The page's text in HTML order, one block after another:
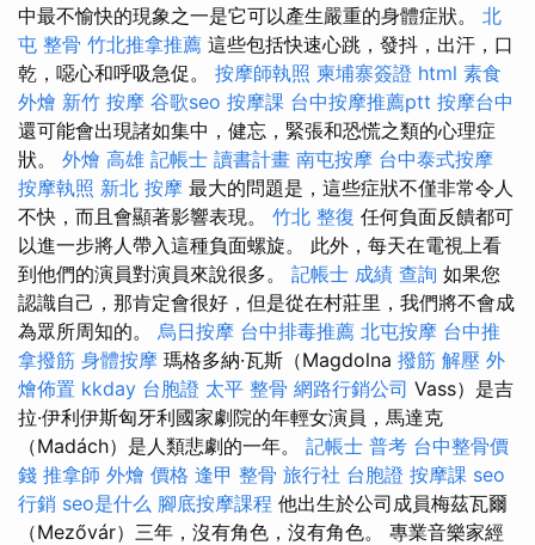
中最不愉快的現象之一是它可以產生嚴重的身體症狀。 北
屯 整骨 竹北推拿推薦 這些包括快速心跳，發抖，出汗，口
乾，噁心和呼吸急促。 按摩師執照 柬埔寨簽證 html 素食
外燴 新竹 按摩 谷歌seo 按摩課 台中按摩推薦ptt 按摩台中
還可能會出現諸如集中，健忘，緊張和恐慌之類的心理症
狀。 外燴 高雄 記帳士 讀書計畫 南屯按摩 台中泰式按摩
按摩執照 新北 按摩 最大的問題是，這些症狀不僅非常令人
不快，而且會顯著影響表現。 竹北 整復 任何負面反饋都可
以進一步將人帶入這種負面螺旋。 此外，每天在電視上看
到他們的演員對演員來說很多。 記帳士 成績 查詢 如果您
認識自己，那肯定會很好，但是從在村莊里，我們將不會成
為眾所周知的。 烏日按摩 台中排毒推薦 北屯按摩 台中推
拿撥筋 身體按摩 瑪格多納·瓦斯（Magdolna 撥筋 解壓 外
燴佈置 kkday 台胞證 太平 整骨 網路行銷公司 Vass）是吉
拉·伊利伊斯匈牙利國家劇院的年輕女演員，馬達克
（Madách）是人類悲劇的一年。 記帳士 普考 台中整骨價
錢 推拿師 外燴 價格 逢甲 整骨 旅行社 台胞證 按摩課 seo
行銷 seo是什么 腳底按摩課程 他出生於公司成員梅茲瓦爾
（Mezővár）三年，沒有角色，沒有角色。 專業音樂家經